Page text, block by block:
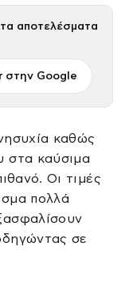
αποτελέσματα
στην Google
καθώς
στα καύσιμα
Οι τιμές
πολλά
σε